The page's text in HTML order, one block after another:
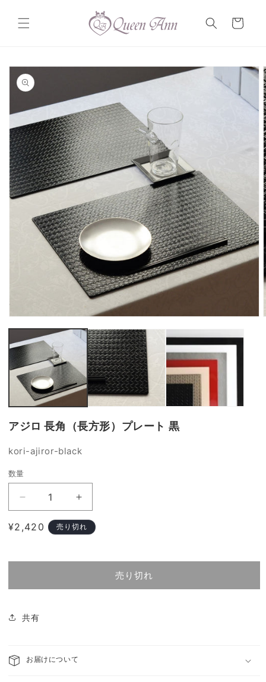
進む
ー
商品情
報にス
キップ
ー
ダ
ル
で
メ
ア
を
く
アジロ 長角（長方形）プレート 黒
SKU:
kori-ajiror-black
数量
ロ
角
方
プ
ト
ア
ジ
ロ
角
方
通
¥2,420 売り切れ
売り切れ
共有
お届けについて